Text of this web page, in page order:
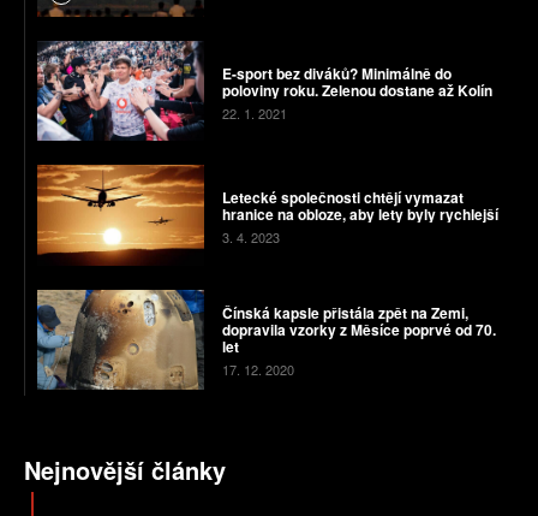
E-sport bez diváků? Minimálně do
poloviny roku. Zelenou dostane až Kolín
22. 1. 2021
Letecké společnosti chtějí vymazat
hranice na obloze, aby lety byly rychlejší
3. 4. 2023
Čínská kapsle přistála zpět na Zemi,
dopravila vzorky z Měsíce poprvé od 70.
let
17. 12. 2020
Nejnovější články